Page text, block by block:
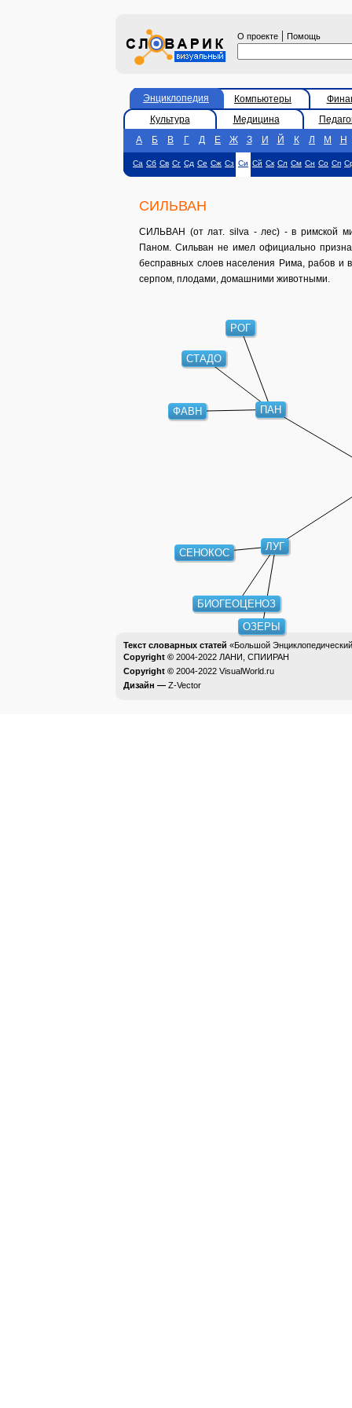
О проекте | Помощь
Энциклопедия Компьютеры
Культура
Медицина
А
Б В Г Д Е Ж З И Й К Л М Н
Са Сб Св Сг Сд Се Сж Сз Си Сй Ск Сл См Сн Со Сп
СИЛЬВАН
СИЛЬВАН (от лат. silva - лес) - в римской
Паном. Сильван не имел официально
бесправных слоев населения Рима, рабов и
серпом, плодами, домашними животными.
ПАН
ЛУГ
ФАВН
СТАДО
РОГ
БИОГЕОЦЕНОЗ
СЕНОКОС
ОЗЕРЫ
Текст словарных статей «Большой
Copyright © 2004-2022 ЛАНИ, СПИИРАН
Copyright © 2004-2022 VisualWorld.ru
Дизайн — Z-Vector